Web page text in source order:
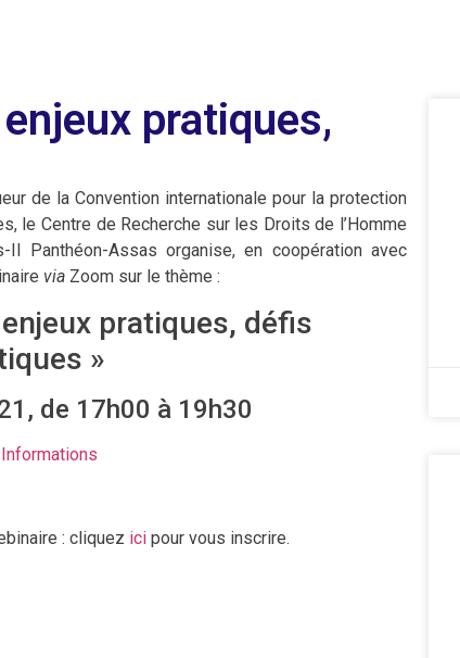
pratiques,
de la Convention internationale pour la protection
le Centre de Recherche sur les Droits de l’Homme
Panthéon-Assas organise, en coopération avec
via Zoom sur le thème :
pratiques, défis
»
de 17h00 à 19h30
: cliquez ici pour vous inscrire.